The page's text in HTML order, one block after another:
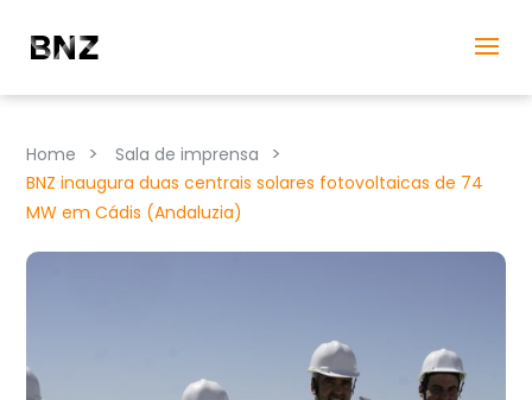
Home > Sala de imprensa >
BNZ inaugura duas centrais solares fotovoltaicas de 74
MW em Cádis (Andaluzia)